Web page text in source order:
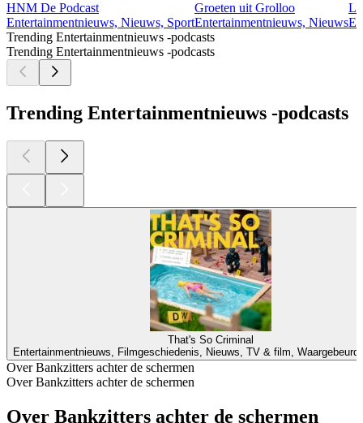
HNM De Podcast
Entertainmentnieuws, Nieuws, Sport
Groeten uit Grolloo
Entertainmentnieuws, Nieuws
Trending Entertainmentnieuws -podcasts
Trending Entertainmentnieuws -podcasts
Trending Entertainmentnieuws -podcasts
That's So Criminal
Entertainmentnieuws, Filmgeschiedenis, Nieuws, TV & film,
Over Bankzitters achter de schermen
Over Bankzitters achter de schermen
Over Bankzitters achter de schermen